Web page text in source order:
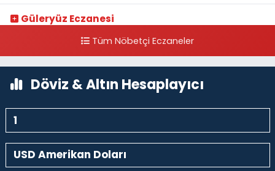
Güleryüz Eczanesi
kalaycıbahçe Meydana DoğruTüm Nöbetçi Eczaneler
Döviz & Altın Hesaplayıcı